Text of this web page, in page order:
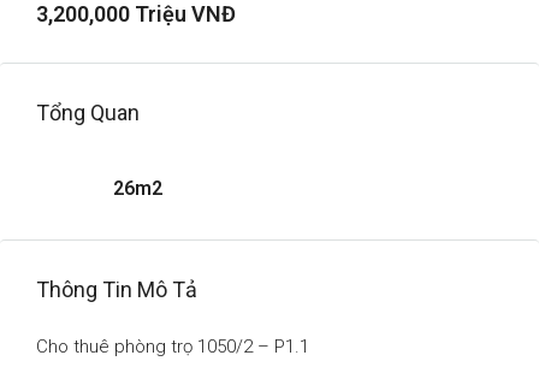
3,200,000 Triệu VNĐ
Tổng Quan
26m2
Thông Tin Mô Tả
Cho thuê phòng trọ 1050/2 – P1.1